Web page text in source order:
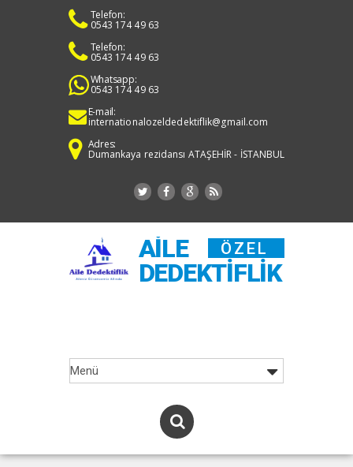
Telefon:
0543 174 49 63
Telefon:
0543 174 49 63
Whatsapp:
0543 174 49 63
E-mail:
internationalozeldedektiflik@gmail.com
Adres:
Dumankaya rezidansı ATAŞEHİR - İSTANBUL
AILE ÖZEL
DEDEKTIFLIK